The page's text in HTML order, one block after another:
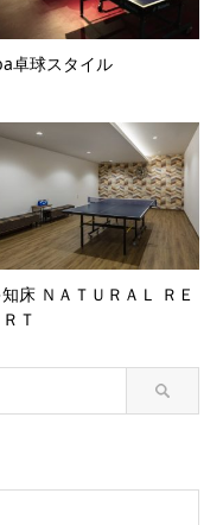
卓球スタイル
床 ＮＡＴＵＲＡＬ ＲＥ
Ｔ